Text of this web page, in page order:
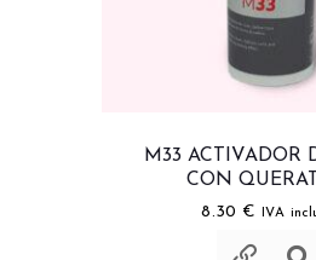
M33 ACTIVADOR
CON
8.30 € IVA